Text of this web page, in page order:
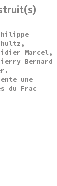
Marcel,
Bernard
une
du Frac